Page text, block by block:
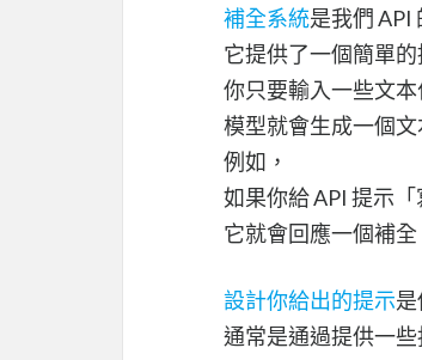
補全系統是我們 API
它提供了一個簡單
你只要輸入一些文本
模型就會生成一個
例如，
如果你給 API 提示
它就會回應一個補全
設計你給出的提示
通常是通過提供一些